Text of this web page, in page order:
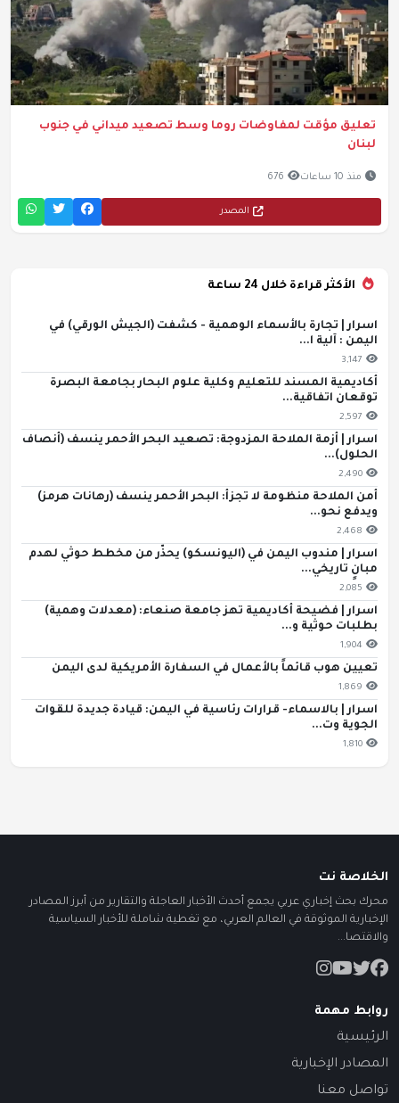
تعليق مؤقت لمفاوضات روما وسط تصعيد ميداني في جنوب
لبنان
منذ 10 ساعات 676
المصدر
الأكثر قراءة خلال 24 ساعة
اسرار | تجارة بالأسماء الوهمية - كشفت (الجيش الورقي) في
اليمن : آلية ا...
3,147
أكاديمية المسند للتعليم وكلية علوم البحار بجامعة البصرة
توقعان اتفاقية...
2,597
اسرار | أزمة الملاحة المزدوجة: تصعيد البحر الأحمر ينسف (أنصاف
الحلول)...
2,490
أمن الملاحة منظومة لا تجزأ: البحر الأحمر ينسف (رهانات هرمز)
ويدفع نحو...
2,468
اسرار | مندوب اليمن في (اليونسكو) يحذّر من مخطط حوثي لهدم
مبانٍ تاريخي...
2,085
اسرار | فضيحة أكاديمية تهز جامعة صنعاء: (معدلات وهمية)
بطلبات حوثية و...
1,904
تعيين هوب قائماً بالأعمال في السفارة الأمريكية لدى اليمن
1,869
اسرار | بالاسماء- قرارات رئاسية في اليمن: قيادة جديدة للقوات
الجوية وت...
1,810
الخلاصة نت
محرك بحث إخباري عربي يجمع أحدث الأخبار العاجلة والتقارير من أبرز المصادر
الإخبارية الموثوقة في العالم العربي، مع تغطية شاملة للأخبار السياسية
والاقتصا...
روابط مهمة
الرئيسية
المصادر الإخبارية
تواصل معنا